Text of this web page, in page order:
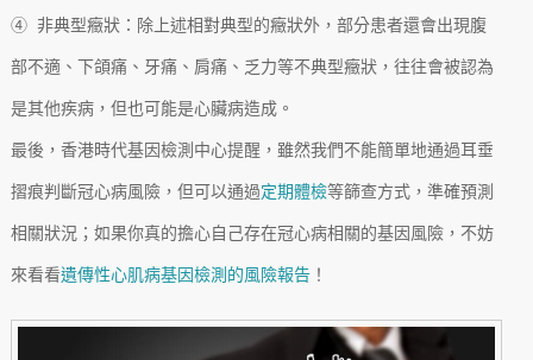
④ 非典型癥狀：除上述相對典型的癥狀外，部分患者還會出現腹
部不適、下頜痛、牙痛、肩痛、乏力等不典型癥狀，往往會被認為
是其他疾病，但也可能是心臟病造成。
最後，香港時代基因檢測中心提醒，雖然我們不能簡單地通過耳垂
摺痕判斷冠心病風險，但可以通過定期體檢等篩查方式，準確預測
相關狀況；如果你真的擔心自己存在冠心病相關的基因風險，不妨
來看看遺傳性心肌病基因檢測的風險報告！